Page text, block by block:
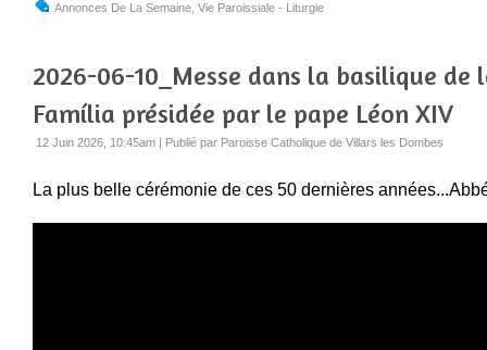
Annonces De La Semaine Vie Paroissiale - Liturgie
2026-06-10_Messe dans la basilique de
Família présidée par le pape Léon XIV
12 Juin 2026, 10:45am | Publié par Paroisse Catholique de Villars les Dombes
La plus belle cérémonie de ces 50 dernières